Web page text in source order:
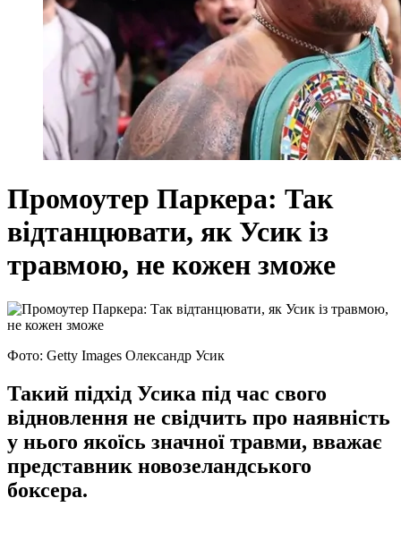
Промоутер Паркера: Так
відтанцювати, як Усик із
травмою, не кожен зможе
Фото: Getty Images Олександр Усик
Такий підхід Усика під час свого
відновлення не свідчить про наявність
у нього якоїсь значної травми, вважає
представник новозеландського
боксера.